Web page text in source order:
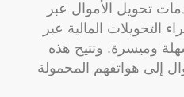
تحويل الأموال عبر
التحويلات المالية عبر
وميسرة. وتتيح هذه
إلى هواتفهم المحمولة